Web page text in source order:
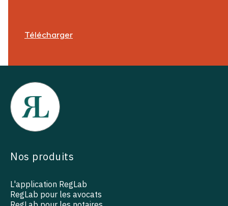
Télécharger
Nos produits
L'application RegLab
RegLab pour les avocats